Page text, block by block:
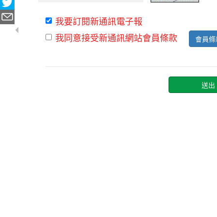
我要訂閱新通訊電子報
我同意接受新通訊網站會員條款
會員